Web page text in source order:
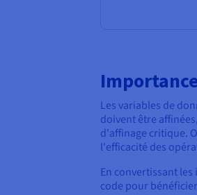
Les variables de
doivent être
d'affinage critique.
l'efficacité des
En convertissant
code pour